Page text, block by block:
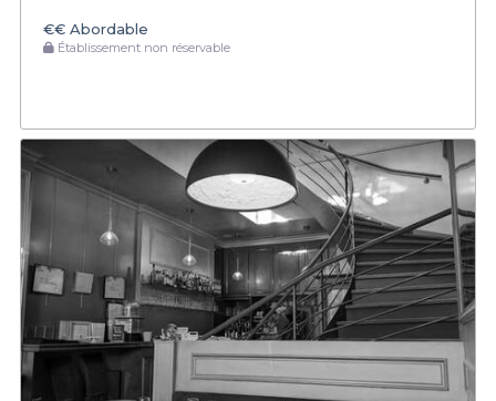
€€ Abordable
Établissement non réservable